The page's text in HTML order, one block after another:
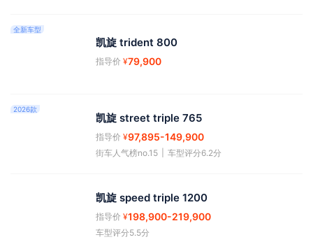
全新车型
凯旋 trident 800
指导价 ¥79,900
2026款
凯旋 street triple 765
指导价 ¥97,895-149,900
街车人气榜no.15 车型评分6.2分
凯旋 speed triple 1200
指导价 ¥198,900-219,900
车型评分5.5分